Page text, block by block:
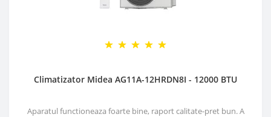
Climatizator Midea AG11A-12HRDN8I - 12000 BTU
Aparatul functioneaza foarte bine, raport calitate-pret bun. A